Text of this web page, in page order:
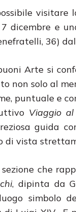
visitare
dicembre e
36)
Arte si
non solo al
puntuale e
Viaggio
guida
di vista
che
, dipinta da
simbolo